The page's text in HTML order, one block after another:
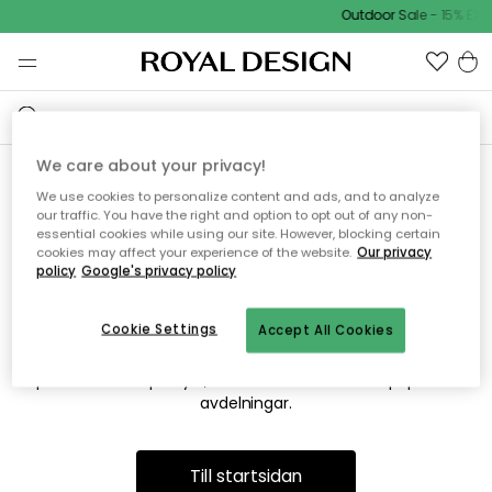
Outdoor Sale - 15%
Vi hittar tyvärr inte sidan du
söker
Detta kan bero på att sidan inte längre finns eller att den har
flyttats. Vi ber om ursäkt för besväret. I menyn ovan kan du
prova att söka på nytt, eller besöka en av våra populära
avdelningar.
Till startsidan
We care about your privacy!
We use cookies to personalize content and ads, and to analyze
our traffic. You have the right and option to opt out of any non-
essential cookies while using our site. However, blocking certain
cookies may affect your experience of the website. Our privacy
policy Google's privacy policy
Accept All Cookies
Cookie Settings